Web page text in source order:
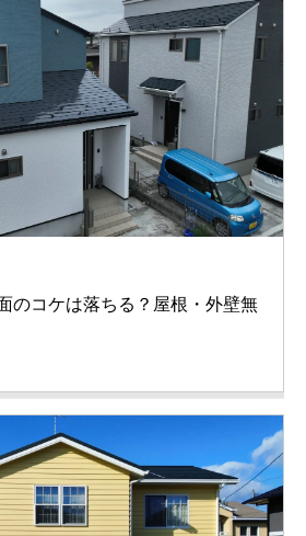
のコケは落ちる？屋根・外壁無